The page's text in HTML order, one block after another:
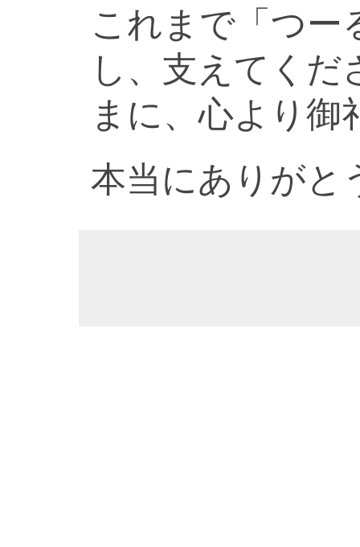
これまで「つー
し、支えてく
まに、心より御
本当にありがと